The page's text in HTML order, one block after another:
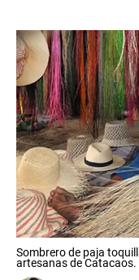
Sombrero de paja
artesanas de Catacaos.